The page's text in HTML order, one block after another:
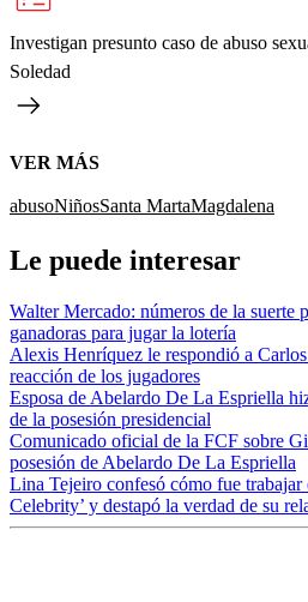
Investigan presunto caso de abuso
Soledad
VER MÁS
abusoNiñosSanta MartaMagdalena
Le puede interesar
Walter Mercado: números de la suerte
ganadoras para jugar la lotería
Alexis Henríquez le respondió a
reacción de los jugadores
Esposa de Abelardo De La Espriella
de la posesión presidencial
Comunicado oficial de la FCF sobre
posesión de Abelardo De La Espriella
Lina Tejeiro confesó cómo fue trabajar
Celebrity’ y destapó la verdad de su